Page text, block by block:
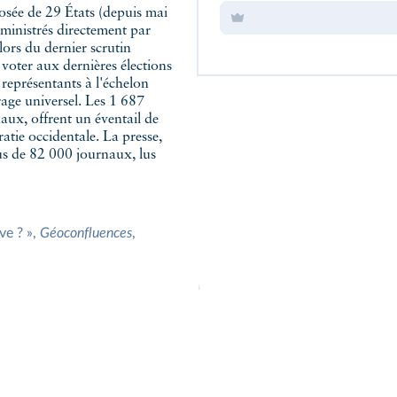
de 29 États (depuis mai
directement par
du dernier scrutin
aux dernières élections
à l'échelon
universel. Les 1 687
offrent un éventail de
occidentale. La presse,
de 82 000 journaux, lus
? », Géoconfluences,